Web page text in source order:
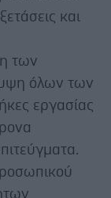
και
των
όλων των
εργασίας